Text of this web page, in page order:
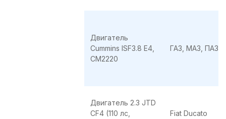
Двигатель
Cummins ISF3.8 E4,
CМ2220
ГАЗ, МАЗ, ПАЗ
Двигатель 2.3 JTD
CF4 (110 лс,
Fiat Ducato